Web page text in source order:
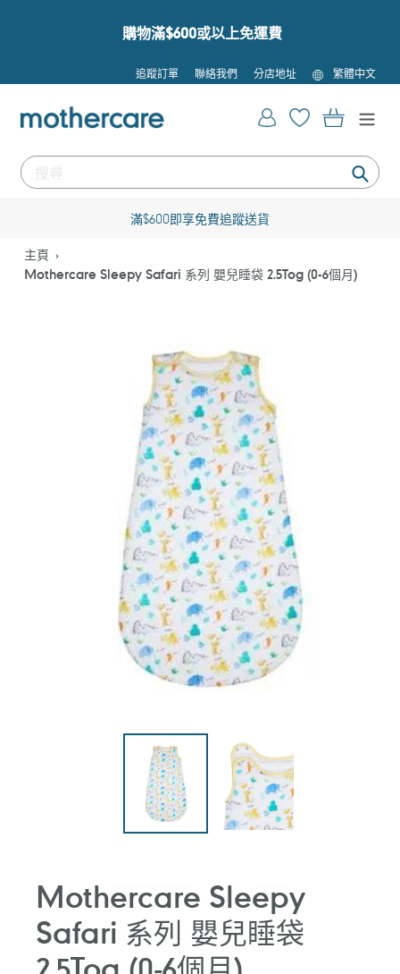
購物滿$600或以上免運費
追蹤訂單 聯絡我們 分店地址
語
言
繁體中文
提
登入 購物車
滿$600即享免費追蹤送貨
主頁
Mothercare Sleepy Safari 系列 嬰兒睡袋 2.5Tog (0-6個月)
Mothercare Sleepy
Safari 系列 嬰兒睡袋